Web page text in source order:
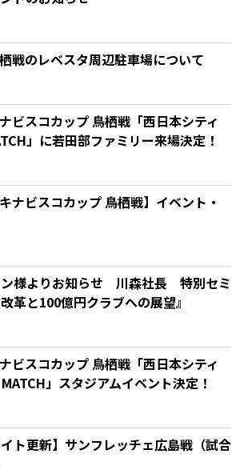
戦のレベスタ周辺駐車場について
ビスコカップ 鳥栖戦「西日本シティ
」に若田部ファミリー来場決定！
ナビスコカップ 鳥栖戦】イベント・
ン様よりお知らせ 川森社長 特別セミ
革と100億円クラブへの展望』
ビスコカップ 鳥栖戦「西日本シティ
」スタジアムイベント決定！
イト更新】サンフレッチェ広島戦（試合